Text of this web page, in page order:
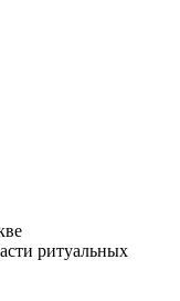
ритуальных